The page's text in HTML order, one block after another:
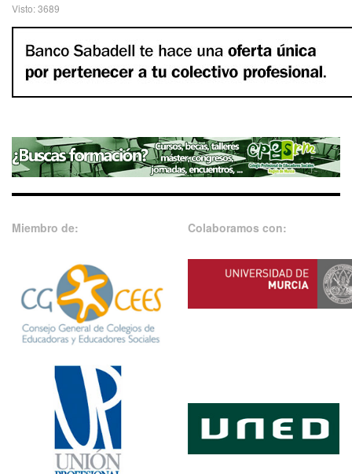
Visto: 3689
Miembro de: Colaboramos con: